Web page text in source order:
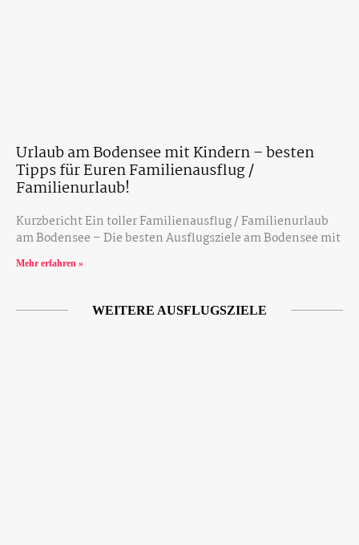
Urlaub am Bodensee mit Kindern – besten
Tipps für Euren Familienausflug /
Familienurlaub!
Kurzbericht Ein toller Familienausflug / Familienurlaub
am Bodensee – Die besten Ausflugsziele am Bodensee mit
Mehr erfahren »
WEITERE AUSFLUGSZIELE